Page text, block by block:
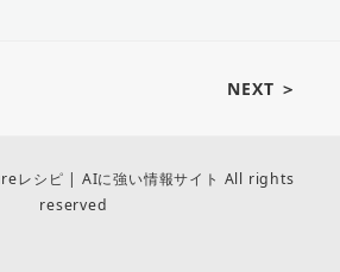
NEXT ＞
レシピ | AIに強い情報サイト All rights
reserved